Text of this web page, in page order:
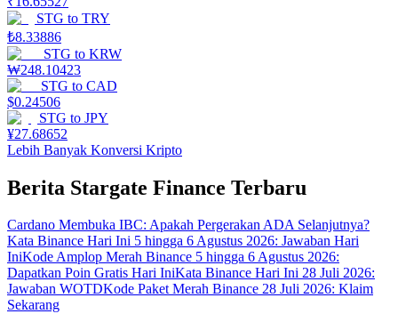
STG to TRY
₺8.33886
STG to KRW
₩248.10423
STG to CAD
$0.24506
STG to JPY
¥27.68652
Lebih Banyak Konversi Kripto
Berita Stargate Finance Terbaru
Cardano Membuka IBC: Apakah Pergerakan ADA Selanjutnya?
Kata Binance Hari Ini 5 hingga 6 Agustus 2026: Jawaban Hari
IniKode Amplop Merah Binance 5 hingga 6 Agustus 2026:
Dapatkan Poin Gratis Hari IniKata Binance Hari Ini 28 Juli 2026:
Jawaban WOTDKode Paket Merah Binance 28 Juli 2026: Klaim
Sekarang